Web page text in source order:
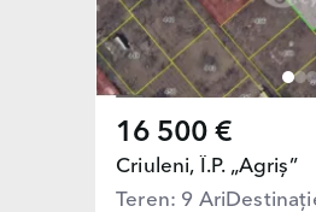
16 500 €
Criuleni, Î.P. „Agriș”
Teren: 9 Ari